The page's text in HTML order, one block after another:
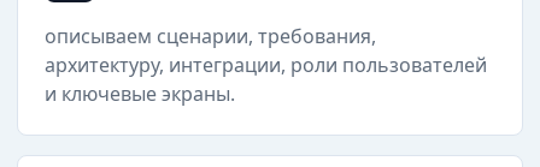
описываем сценарии, требования,
архитектуру, интеграции, роли пользователей
и ключевые экраны.